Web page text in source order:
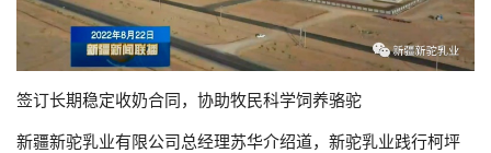
签订长期稳定收奶合同，协助牧民科学饲养骆驼
新疆新驼乳业有限公司总经理苏华介绍道，新驼乳业践行柯坪